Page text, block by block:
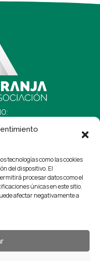
tecnologías como las cookies
del dispositivo. El
procesar datos como el
únicas en este sitio.
afectar negativamente a
83